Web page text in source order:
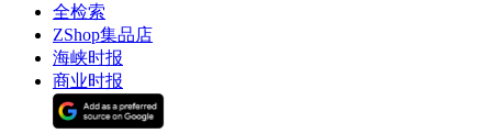
全检索
ZShop集品店
海峡时报
商业时报